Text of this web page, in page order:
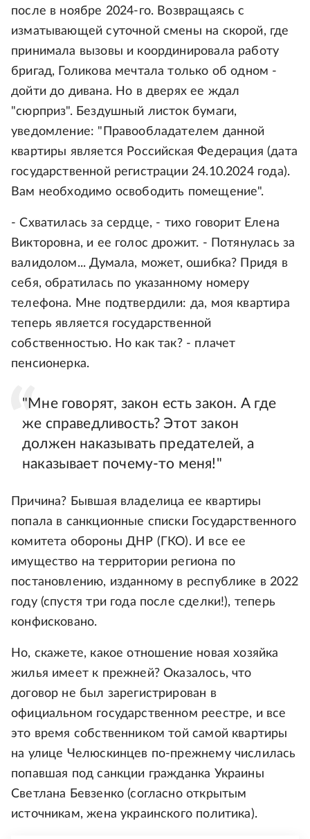
после в ноябре 2024-го. Возвращаясь с
изматывающей суточной смены на скорой, где
принимала вызовы и координировала работу
бригад, Голикова мечтала только об одном -
дойти до дивана. Но в дверях ее ждал
"сюрприз". Бездушный листок бумаги,
уведомление: "Правообладателем данной
квартиры является Российская Федерация (дата
государственной регистрации 24.10.2024 года).
Вам необходимо освободить помещение".
- Схватилась за сердце, - тихо говорит Елена
Викторовна, и ее голос дрожит. - Потянулась за
валидолом... Думала, может, ошибка? Придя в
себя, обратилась по указанному номеру
телефона. Мне подтвердили: да, моя квартира
теперь является государственной
собственностью. Но как так? - плачет
пенсионерка.
"Мне говорят, закон есть закон. А где
же справедливость? Этот закон
должен наказывать предателей, а
наказывает почему-то меня!"
Причина? Бывшая владелица ее квартиры
попала в санкционные списки Государственного
комитета обороны ДНР (ГКО). И все ее
имущество на территории региона по
постановлению, изданному в республике в 2022
году (спустя три года после сделки!), теперь
конфисковано.
Но, скажете, какое отношение новая хозяйка
жилья имеет к прежней? Оказалось, что
договор не был зарегистрирован в
официальном государственном реестре, и все
это время собственником той самой квартиры
на улице Челюскинцев по-прежнему числилась
попавшая под санкции гражданка Украины
Светлана Бевзенко (согласно открытым
источникам, жена украинского политика).